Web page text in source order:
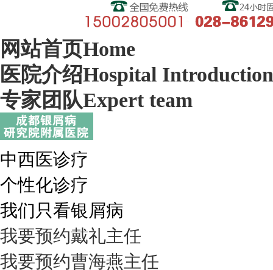
网站首页Home
医院介绍Hospital Introduction
专家团队Expert team
中西医诊疗
个性化诊疗
我们只看银屑病
我要预约戴礼主任
我要预约曹海燕主任